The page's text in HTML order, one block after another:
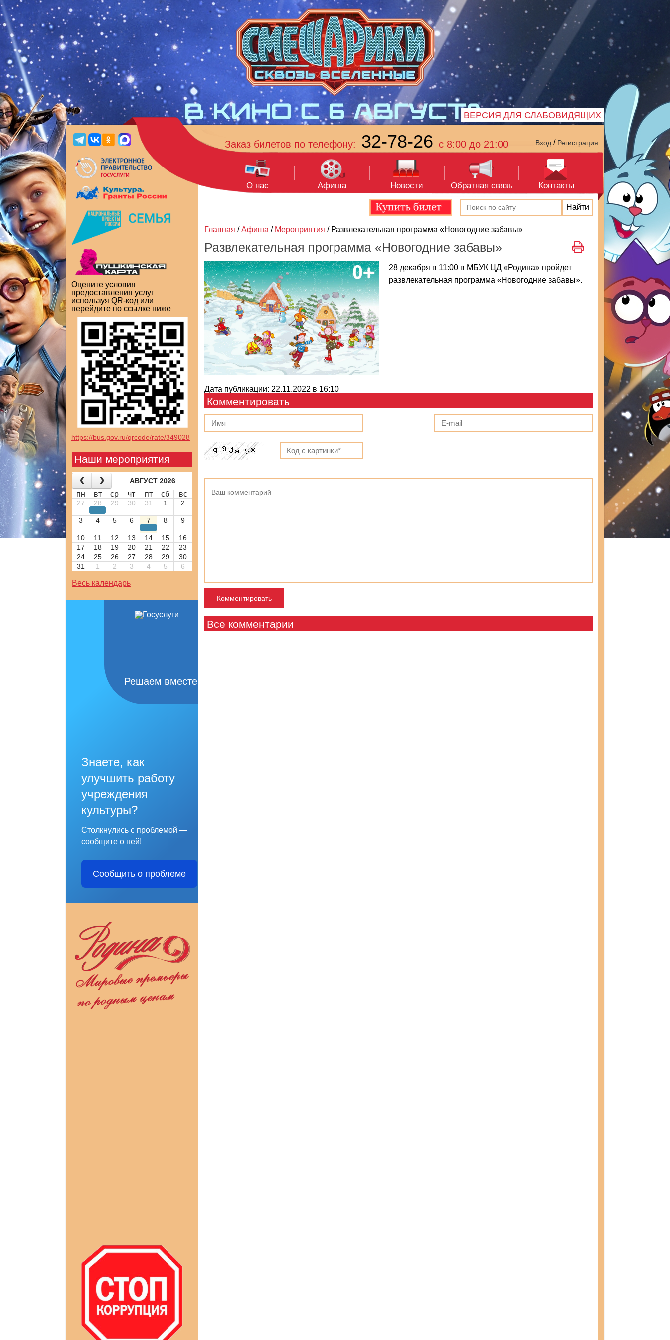
ВЕРСИЯ ДЛЯ СЛАБОВИДЯЩИХ
Оцените условия
предоставления услуг
используя QR-код или
перейдите по ссылке ниже
https://bus.gov.ru/qrcode/rate/349028
Наши мероприятия
АВГУСТ 2026
пн вт ср чт пт сб вс
27 28 29 30 31 1 2
3 4 5 6 7 8 9
10 11 12 13 14 15
16
17
18 19 20 21 22
23
24
25 26 27 28 29
30
31
1 2 3 4 5 6
Весь календарь
Решаем вместе
Знаете, как
улучшить работу
учреждения
культуры?
Столкнулись с проблемой —
сообщите о ней!
Сообщить о проблеме
Заказ билетов по телефону: 32-78-26 с 8:00 до 21:00 Вход / Регистрация
О нас Афиша Новости Обратная связь Контакты
Главная / Афиша / Мероприятия / Развлекательная программа «Новогодние забавы»
Развлекательная программа «Новогодние забавы»
28 декабря в 11:00 в МБУК ЦД «Родина» пройдет
развлекательная программа «Новогодние забавы».
Дата публикации: 22.11.2022 в 16:10
Комментировать
Все комментарии